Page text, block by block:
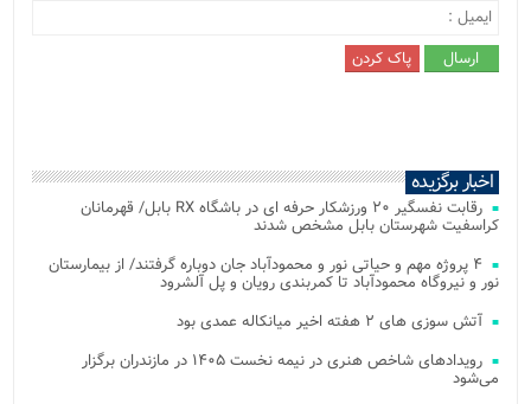
اخبار برگزیده
رقابت نفسگیر ۲۰ ورزشکار حرفه ای در باشگاه RX بابل/ قهرمانان
کراسفیت شهرستان بابل مشخص شدند
۴ پروژه مهم و حیاتی نور و محمودآباد جان دوباره گرفتند/ از بیمارستان
نور و نیروگاه محمودآباد تا کمربندی رویان و پل آلشرود
آتش‌ سوزی‌ های ۲ هفته اخیر میانکاله عمدی بود
رویدادهای شاخص هنری در نیمه نخست ۱۴۰۵ در مازندران برگزار
می‌شود